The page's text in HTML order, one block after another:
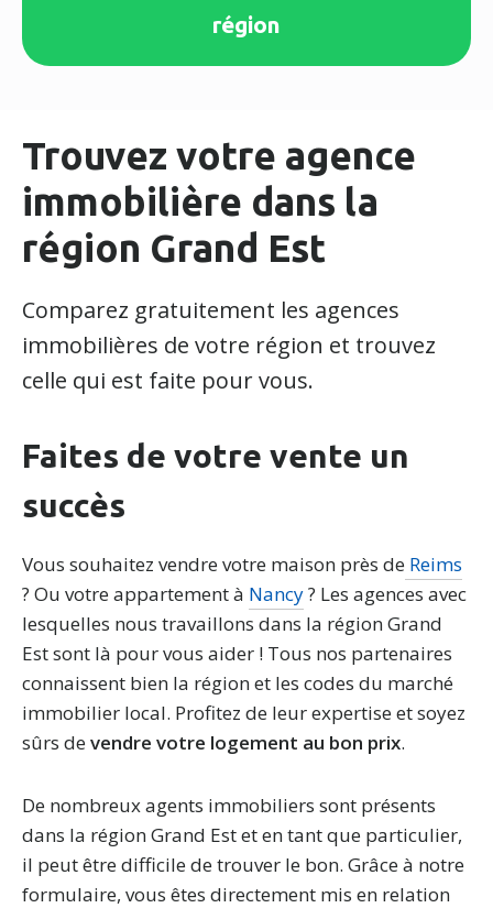
région
Trouvez votre agence
immobilière dans la
région Grand Est
Comparez gratuitement les agences
immobilières de votre région et trouvez
celle qui est faite pour vous.
Faites de votre vente un
succès
Vous souhaitez vendre votre maison près de Reims
? Ou votre appartement à Nancy? Les agences avec
lesquelles nous travaillons dans la région Grand
Est sont là pour vous aider ! Tous nos partenaires
connaissent bien la région et les codes du marché
immobilier local. Profitez de leur expertise et soyez
sûrs de vendre votre logement au bon prix.
De nombreux agents immobiliers sont présents
dans la région Grand Est et en tant que particulier,
il peut être difficile de trouver le bon. Grâce à notre
formulaire, vous êtes directement mis en relation